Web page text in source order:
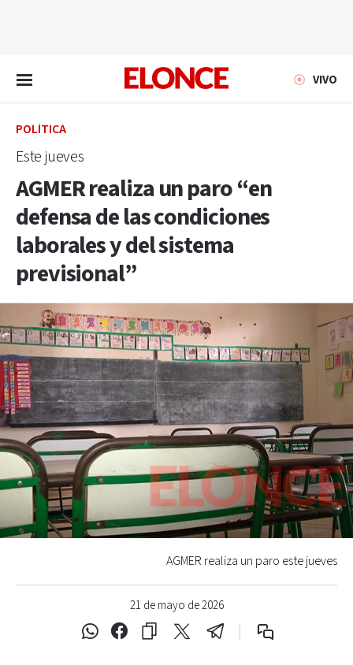
VIVO
POLÍTICA
Este jueves
AGMER realiza un paro “en
defensa de las condiciones
laborales y del sistema
previsional”
21 de mayo de 2026
AGMER realiza un paro este jueves